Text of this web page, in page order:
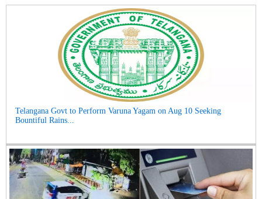
Telangana Govt to Perform Varuna Yagam on Aug 10 Seeking
Bountiful Rains...